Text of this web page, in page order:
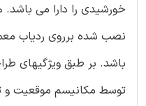
خورشیدی را دارا می باشد.
نصب شده برروی ردیاب
باشد. بر طبق ویژگیهای
توسط مکانیسم موقعیت و